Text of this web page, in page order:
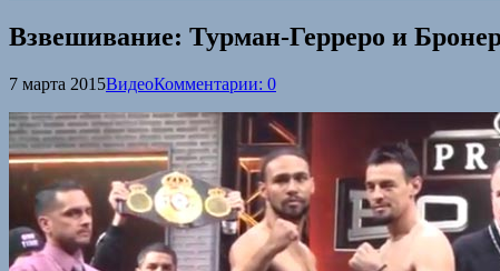
Взвешивание: Турман-Герреро и
7 марта 2015ВидеоКомментарии: 0